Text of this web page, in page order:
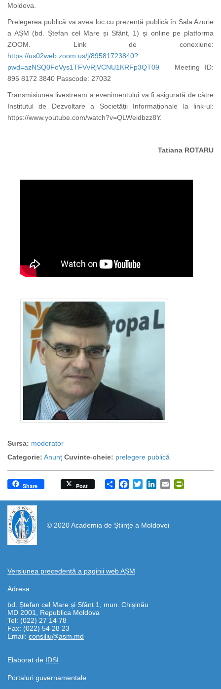
Moldova.
Prelegerea publică va avea loc cu prezență publică în Sala Azurie
a AȘM (bd. Ștefan cel Mare și Sfânt, 1) și online pe platforma
ZOOM. Link de conexiune:
https://us02web.zoom.us/j/89581723840?
pwd=azNSQ0FoVys1TFVvRjVCNU1KRFp3QT09 Meeting ID:
895 8172 3840 Passcode: 27032
Transmisiunea livestream a evenimentului va fi asigurată de către
Institutul de Dezvoltare a Societății Informaționale la link-ul:
https://www.youtube.com/watch?v=QLWeidbzz8Y.
Tatiana ROTARU
Sursa: moderator
Categorie: Anunț Cuvinte-cheie: prelegere publică
Share
Share Post Facebook
TwitterLinkedIn
Email
© 2020 Academia de Științe a Moldovei
Versiunea precedentă a paginii web AȘM
Adresa:
bd. Ștefan cel Mare și Sfânt 1, mun. Chișinău
MD 2001, Republica Moldova
Tel: (022) 27 14 78
Fax: (022) 54 28 23
Email: consiliu@asm.md
Elaborat de IDSI
https://propletenie.ru/
Portaluri guvernamentale